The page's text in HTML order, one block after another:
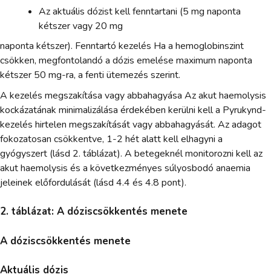
Az aktuális dózist kell fenntartani (5 mg naponta
kétszer vagy 20 mg
naponta kétszer). Fenntartó kezelés Ha a hemoglobinszint
csökken, megfontolandó a dózis emelése maximum naponta
kétszer 50 mg-ra, a fenti ütemezés szerint.
A kezelés megszakítása vagy abbahagyása Az akut haemolysis
kockázatának minimalizálása érdekében kerülni kell a Pyrukynd-
kezelés hirtelen megszakítását vagy abbahagyását. Az adagot
fokozatosan csökkentve, 1-2 hét alatt kell elhagyni a
gyógyszert (lásd 2. táblázat). A betegeknél monitorozni kell az
akut haemolysis és a következményes súlyosbodó anaemia
jeleinek előfordulását (lásd 4.4 és 4.8 pont).
2. táblázat: A dóziscsökkentés menete
A dóziscsökkentés menete
Aktuális dózis